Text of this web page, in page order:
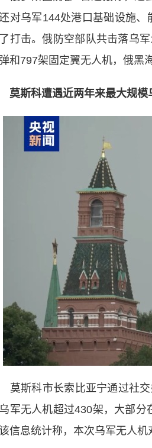
对乌军144处港口基础设施
打击。俄防空部队共击落乌
和797架固定翼无人机，俄黑
莫斯科遭遇近两年来最大规模
斯科市长索比亚宁通过社交
军无人机超过430架，大部
信息统计称，本次乌军无人机